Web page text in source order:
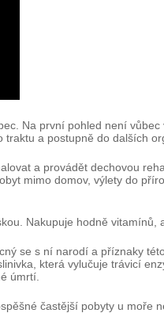
Na první pohled není
a postupně do dalších
a provádět dechovou
mimo domov, výlety do
Nakupuje hodně
se s ní narodí a příznaky
která vylučuje trávicí
úmrtí.
častější pobyty u moře